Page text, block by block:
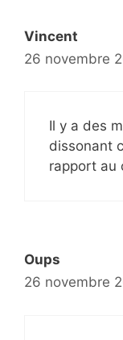
Vincent
26 novembre
Il y a des
dissonant
rapport au
Oups
26 novembre